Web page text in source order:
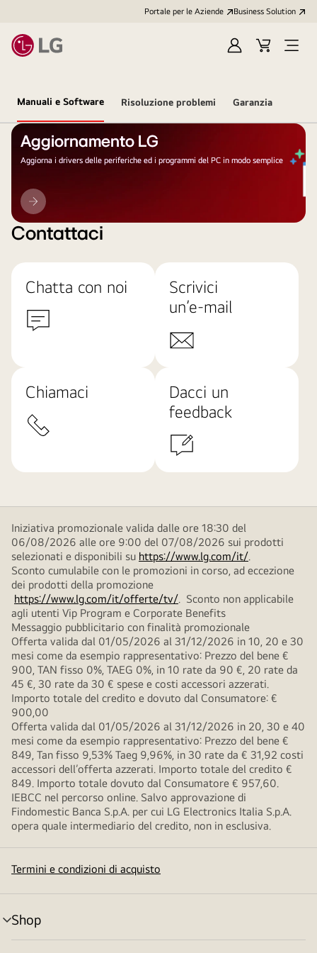
Portale per le Aziende Business Solution
AccediCart
Open
Manuali e Software Risoluzione problemi Garanzia
Aggiornamento LG
Aggiorna i drivers delle periferiche ed i programmi del PC in modo semplice
Aggiornamento
LG
Contattaci
Chatta con noi
Scrivici
un’e-mail
Chiamaci
Dacci un
feedback
Iniziativa promozionale valida dalle ore 18:30 del
06/08/2026 alle ore 9:00 del 07/08/2026 sui prodotti
selezionati e disponibili su https://www.lg.com/it/.
Sconto cumulabile con le promozioni in corso, ad eccezione
dei prodotti della promozione
https://www.lg.com/it/offerte/tv/. Sconto non applicabile
agli utenti Vip Program e Corporate Benefits
Messaggio pubblicitario con finalità promozionale
Offerta valida dal 01/05/2026 al 31/12/2026 in 10, 20 e 30
mesi come da esempio rappresentativo: Prezzo del bene €
900, TAN fisso 0%, TAEG 0%, in 10 rate da 90 €, 20 rate da
45 €, 30 rate da 30 € spese e costi accessori azzerati.
Importo totale del credito e dovuto dal Consumatore: €
900,00
Offerta valida dal 01/05/2026 al 31/12/2026 in 20, 30 e 40
mesi come da esempio rappresentativo: Prezzo del bene €
849, Tan fisso 9,53% Taeg 9,96%, in 30 rate da € 31,92 costi
accessori dell’offerta azzerati. Importo totale del credito €
849. Importo totale dovuto dal Consumatore € 957,60.
IEBCC nel percorso online. Salvo approvazione di
Findomestic Banca S.p.A. per cui LG Electronics Italia S.p.A.
opera quale intermediario del credito, non in esclusiva.
Termini e condizioni di acquisto
Shop
Attivazione
menu